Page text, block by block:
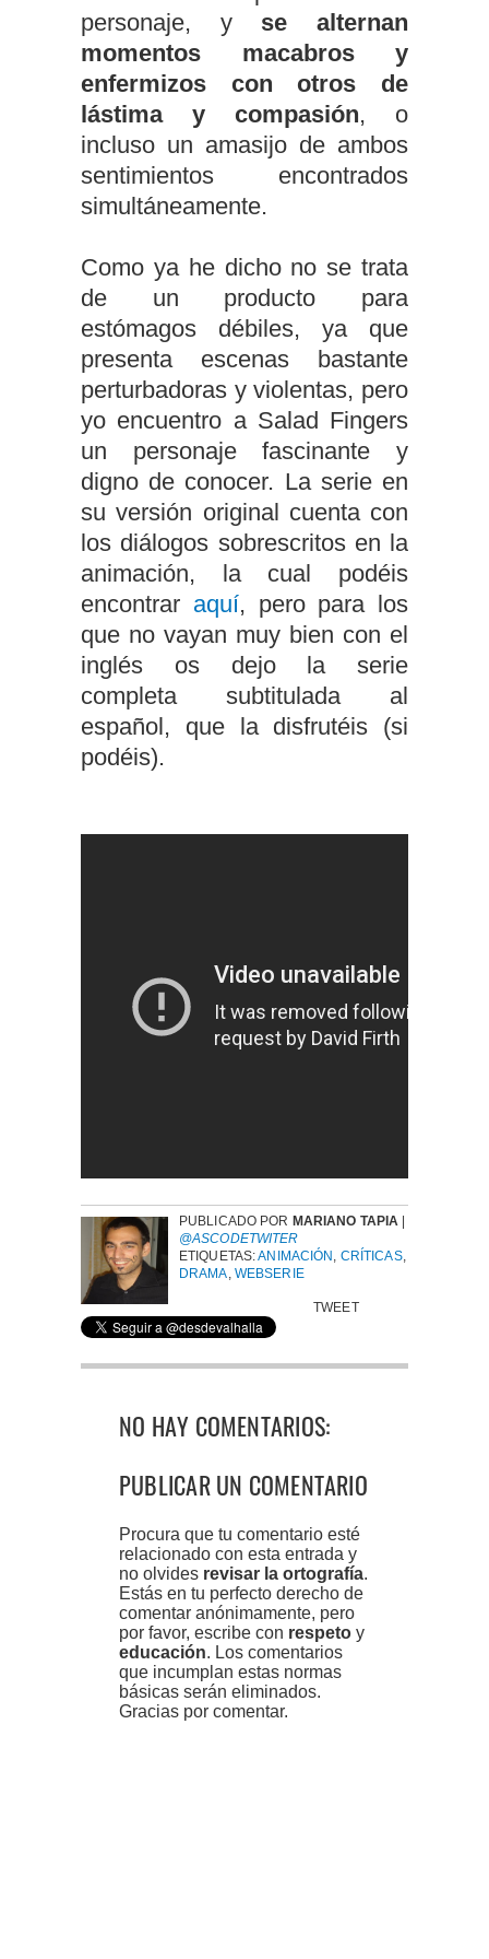
personaje, y se alternan
momentos macabros y
enfermizos con otros de
lástima y compasión, o
incluso un amasijo de ambos
sentimientos encontrados
simultáneamente.
Como ya he dicho no se trata
de un producto para
estómagos débiles, ya que
presenta escenas bastante
perturbadoras y violentas, pero
yo encuentro a Salad Fingers
un personaje fascinante y
digno de conocer. La serie en
su versión original cuenta con
los diálogos sobrescritos en la
animación, la cual podéis
encontrar aquí, pero para los
que no vayan muy bien con el
inglés os dejo la serie
completa subtitulada al
español, que la disfrutéis (si
podéis).
PUBLICADO POR MARIANO TAPIA |
@ASCODETWITER
ETIQUETAS:ANIMACIÓN CRÍTICAS,
DRAMA WEBSERIE
TWEET
NO HAY COMENTARIOS:
PUBLICAR UN COMENTARIO
Procura que tu comentario esté
relacionado con esta entrada y
no olvides revisar la ortografía.
Estás en tu perfecto derecho de
comentar anónimamente, pero
por favor, escribe con respeto y
educación. Los comentarios
que incumplan estas normas
básicas serán eliminados.
Gracias por comentar.